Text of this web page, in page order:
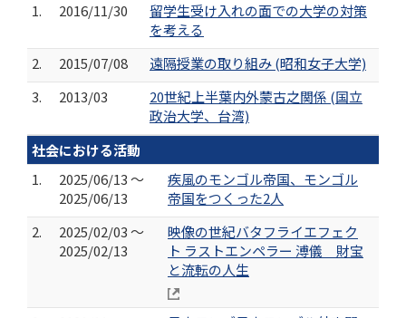
1.
2016/11/30
留学生受け入れの面での大学の対策
を考える
2.
2015/07/08
遠隔授業の取り組み (昭和女子大学)
3.
2013/03
20世紀上半葉内外蒙古之関係 (国立
政治大学、台湾)
社会における活動
1.
2025/06/13 ～
2025/06/13
疾風のモンゴル帝国、モンゴル
帝国をつくった2人
2.
2025/02/03 ～
2025/02/13
映像の世紀バタフライエフェク
ト ラストエンペラー 溥儀 財宝
と流転の人生